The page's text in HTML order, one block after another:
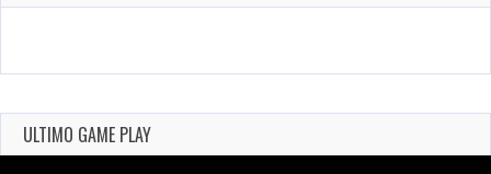
ULTIMO GAME PLAY